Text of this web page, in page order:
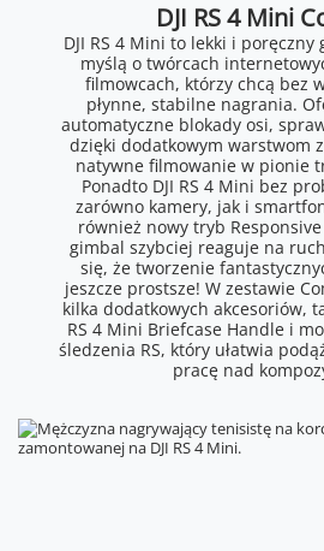
DJI RS 4 Mini
DJI RS 4 Mini to lekki i
myślą o twórcach
filmowcach, którzy chcą bez
płynne, stabilne nagrania.
automatyczne blokady osi,
dzięki dodatkowym warstwom
natywne filmowanie w pionie
Ponadto DJI RS 4 Mini bez
zarówno kamery, jak i
również nowy tryb
gimbal szybciej reaguje na
się, że tworzenie
jeszcze prostsze! W zestawie
kilka dodatkowych akcesoriów,
RS 4 Mini Briefcase Handle i
śledzenia RS, który ułatwia
pracę nad